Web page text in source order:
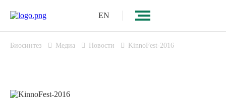
EN
Биосинтез Медиа Новости KinnoFest-2016